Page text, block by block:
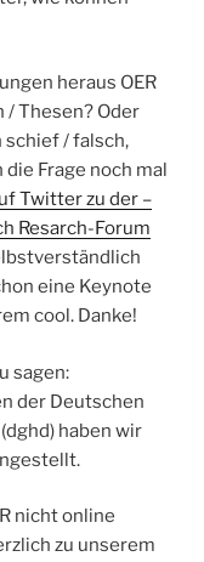
heraus OER
/ Thesen? Oder
/ falsch,
Frage noch mal
Twitter zu der –
Resarch-Forum
eine Keynote
cool. Danke!
sagen:
der Deutschen
haben wir
nicht online
zu unserem